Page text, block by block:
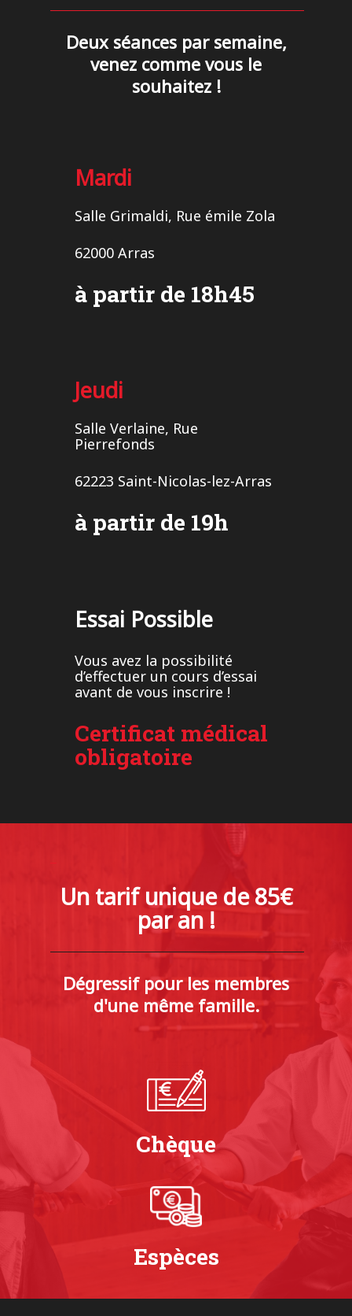
Deux séances par semaine,
venez comme vous le
souhaitez !
Mardi
Salle Grimaldi, Rue émile Zola
62000 Arras
à partir de 18h45
Jeudi
Salle Verlaine, Rue
Pierrefonds
62223 Saint-Nicolas-lez-Arras
à partir de 19h
Essai Possible
Vous avez la possibilité
d’effectuer un cours d’essai
avant de vous inscrire !
Certificat médical
obligatoire
Un tarif unique de 85€
par an !
Dégressif pour les membres
d'une même famille.
Chèque
Espèces